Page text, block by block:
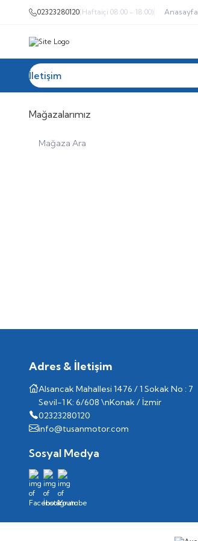
02323280120(Haftaiçi 08:00 - 18:00) Anasayfa
İletişim
Mağazalarımız
Mağaza Ara
Adres & İletişim
Alsancak Mahallesi 1476 / 1 Sokak No : 7
Sevil-1 K: 6/608 \nKonak / İzmir
02323280120
info@tusanmotor.com
Sosyal Medya